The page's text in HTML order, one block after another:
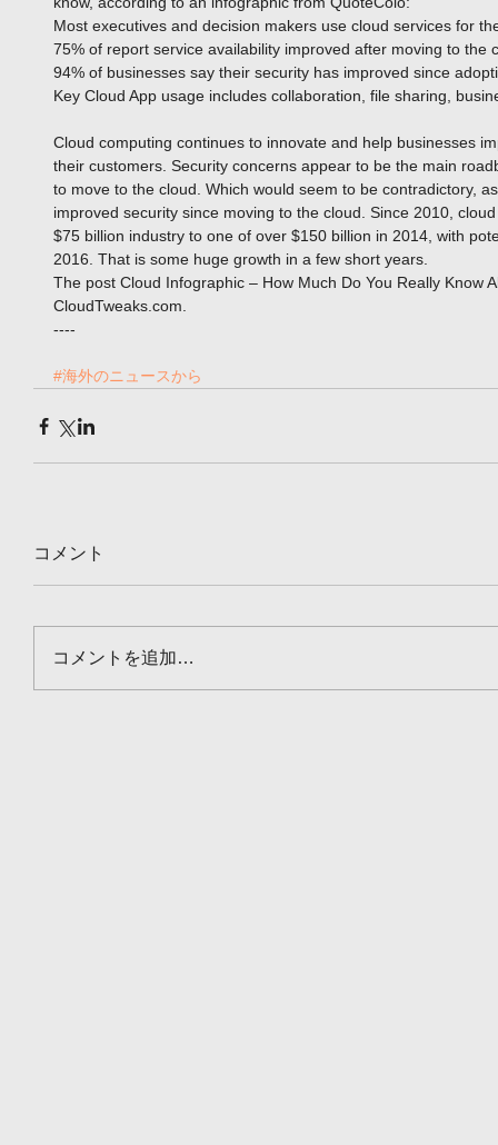
Most executives and decision makers use cloud services for
75% of report service availability improved after moving to the
94% of businesses say their security has improved since
Key Cloud App usage includes collaboration, file sharing,
Cloud computing continues to innovate and help businesses
their customers. Security concerns appear to be the main
to move to the cloud. Which would seem to be contradictory,
improved security since moving to the cloud. Since 2010,
$75 billion industry to one of over $150 billion in 2014, with
2016. That is some huge growth in a few short years.
The post Cloud Infographic – How Much Do You Really Know
CloudTweaks.com.
----
#海外のニュースから
コメント
コメントを追加…